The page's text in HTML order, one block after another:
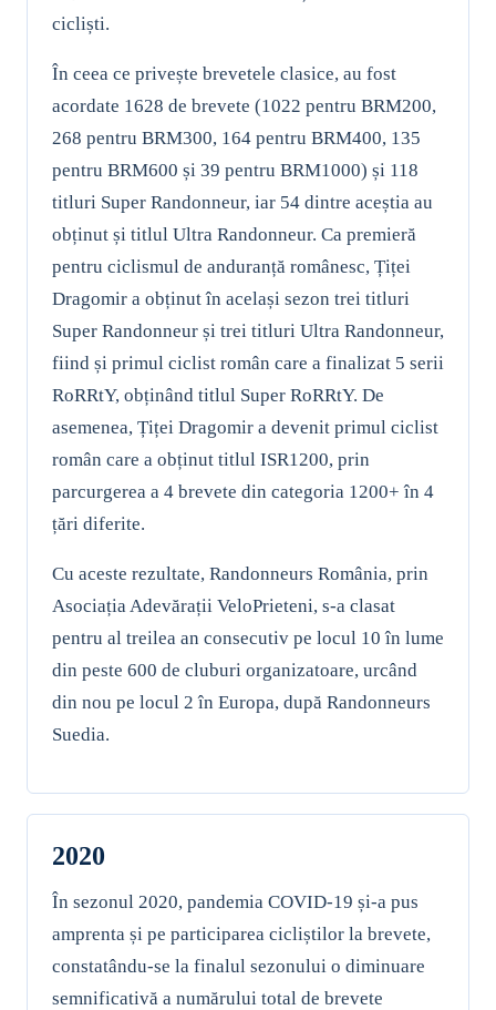
cicliști.
În ceea ce privește brevetele clasice, au fost
acordate 1628 de brevete (1022 pentru BRM200,
268 pentru BRM300, 164 pentru BRM400, 135
pentru BRM600 și 39 pentru BRM1000) și 118
titluri Super Randonneur, iar 54 dintre aceștia au
obținut și titlul Ultra Randonneur. Ca premieră
pentru ciclismul de anduranță românesc, Țiței
Dragomir a obținut în același sezon trei titluri
Super Randonneur și trei titluri Ultra Randonneur,
fiind și primul ciclist român care a finalizat 5 serii
RoRRtY, obținând titlul Super RoRRtY. De
asemenea, Țiței Dragomir a devenit primul ciclist
român care a obținut titlul ISR1200, prin
parcurgerea a 4 brevete din categoria 1200+ în 4
țări diferite.
Cu aceste rezultate, Randonneurs România, prin
Asociația Adevărații VeloPrieteni, s-a clasat
pentru al treilea an consecutiv pe locul 10 în lume
din peste 600 de cluburi organizatoare, urcând
din nou pe locul 2 în Europa, după Randonneurs
Suedia.
2020
În sezonul 2020, pandemia COVID-19 și-a pus
amprenta și pe participarea cicliștilor la brevete,
constatându-se la finalul sezonului o diminuare
semnificativă a numărului total de brevete